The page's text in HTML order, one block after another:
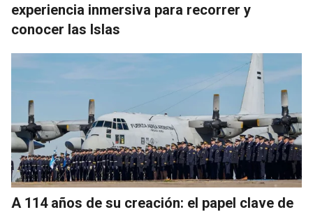
experiencia inmersiva para recorrer y
conocer las Islas
A 114 años de su creación: el papel clave de